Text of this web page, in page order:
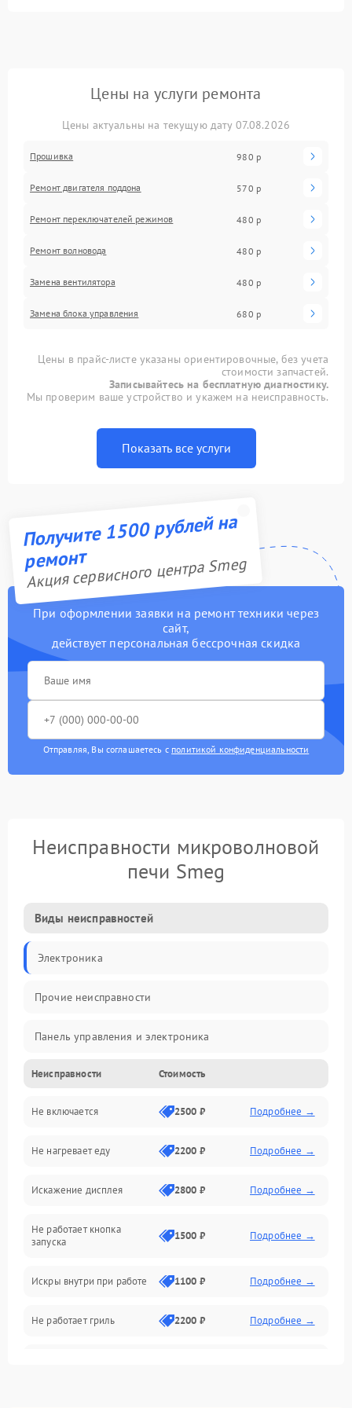
Цены на услуги ремонта
Цены актуальны на текущую дату 07.08.2026
Прошивка 980 р
Ремонт двигателя поддона 570 р
Ремонт переключателей режимов 480 р
Ремонт волновода 480 р
Замена вентилятора 480 р
Замена блока управления 680 р
Цены в прайс-листе указаны ориентировочные, без учета
стоимости запчастей.
Записывайтесь на бесплатную диагностику.
Мы проверим ваше устройство и укажем на неисправность.
Показать все услуги
Получите 1500 рублей на
ремонт
Акция сервисного центра Smeg
При оформлении заявки на ремонт техники через
сайт,
действует персональная бессрочная скидка
Отправляя, Вы соглашаетесь с политикой конфиденциальности
Неисправности микроволновой
печи Smeg
Виды неисправностей
Электроника
Прочие неисправности
Панель управления и электроника
Дверца и корпус
Механика и внутренние элементы
Механические повреждения
Питание и запуск
Нагрев и приготовление
Программное обеспечение
Неисправности Стоимость
Не включается 2500 ₽ Подробнее →
Не нагревает еду 2200 ₽ Подробнее →
Искажение дисплея 2800 ₽ Подробнее →
Не работает кнопка
запуска
1500 ₽ Подробнее →
Искры внутри при работе 1100 ₽ Подробнее →
Не работает гриль 2200 ₽ Подробнее →